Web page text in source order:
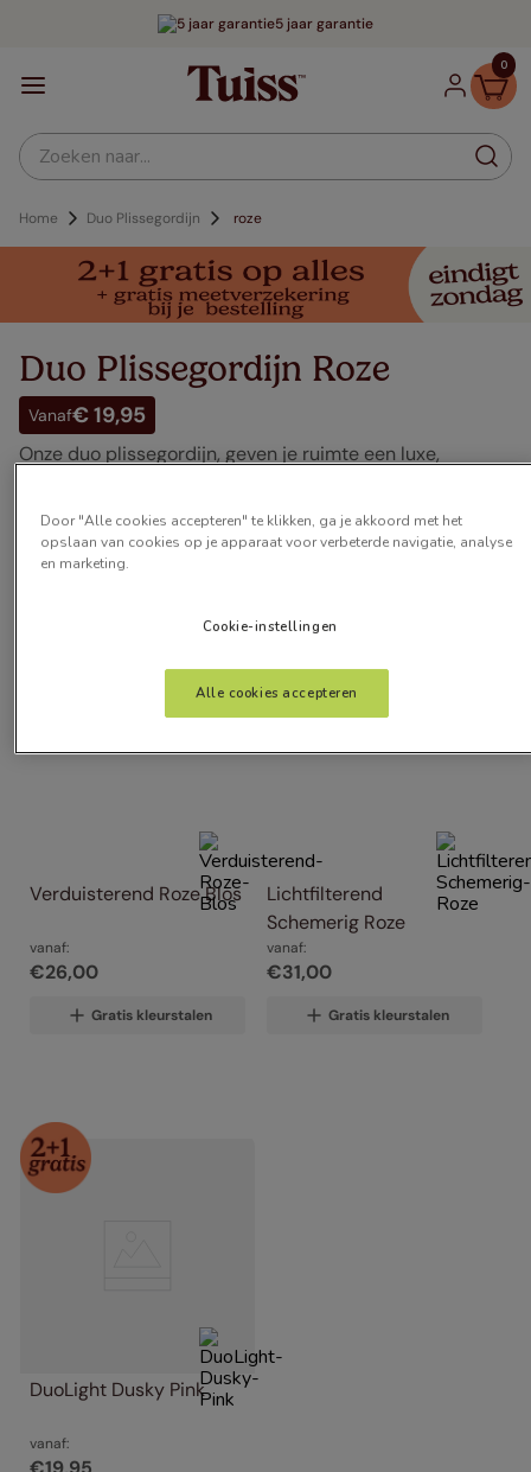
5 jaar garantie
0
Zoeken naar...
Duo Plissegordijn roze
Duo Plissegordijn Roze
Vanaf€ 19,95
Onze duo plissegordijn, geven je ruimte een luxe,
Alle Filters
Verduisterend Roze Blos
vanaf:
€26,00
Gratis kleurstalen
Lichtfilterend
Schemerig Roze
vanaf:
€31,00
Gratis kleurstalen
DuoLight Dusky Pink
vanaf:
Door "Alle cookies accepteren" te klikken, ga je akkoord met het
opslaan van cookies op je apparaat voor verbeterde navigatie, analyse
en marketing.
Cookie-instellingen
Alle cookies accepteren